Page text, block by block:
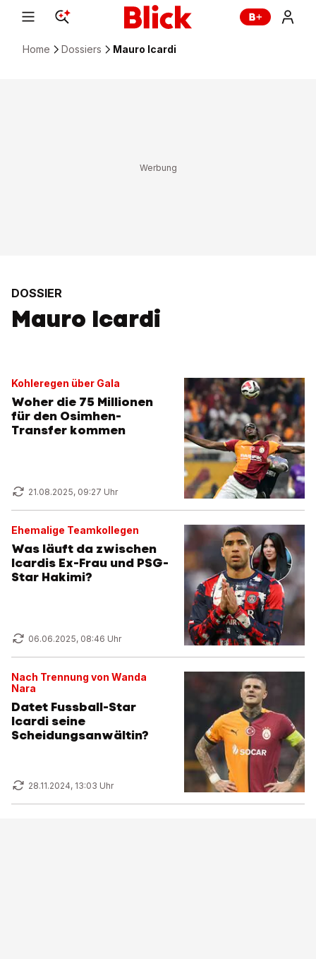
Home Dossiers Mauro Icardi
DOSSIER
Mauro Icardi
Kohleregen über Gala
Woher die 75 Millionen
für den Osimhen-
Transfer kommen
21.08.2025, 09:27 Uhr
Ehemalige Teamkollegen
Was läuft da zwischen
Icardis Ex-Frau und PSG-
Star Hakimi?
06.06.2025, 08:46 Uhr
Nach Trennung von Wanda
Nara
Datet Fussball-Star
Icardi seine
Scheidungsanwältin?
28.11.2024, 13:03 Uhr